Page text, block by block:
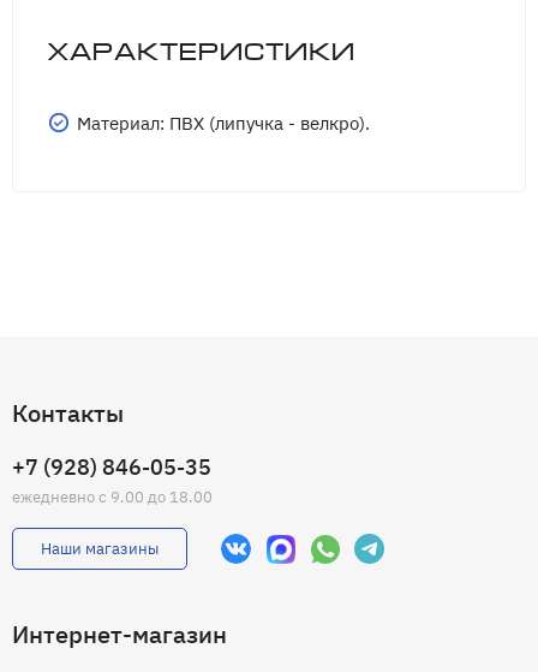
Характеристики
Материал: ПВХ (липучка - велкро).
Контакты
+7 (928) 846-05-35
ежедневно с 9.00 до 18.00
Наши магазины
Интернет-магазин